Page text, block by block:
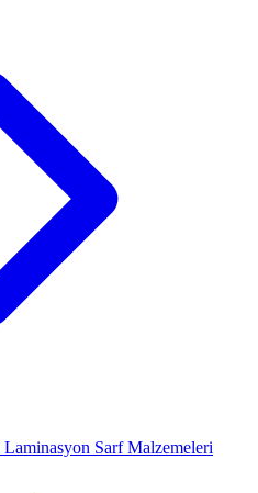
Laminasyon Sarf Malzemeleri